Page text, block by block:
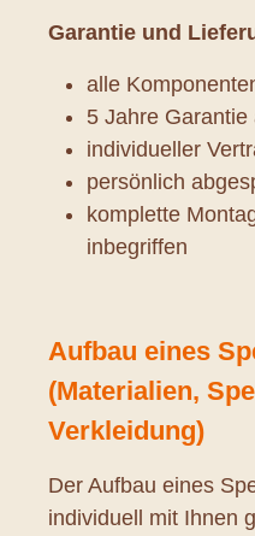
Garantie und
alle
5 Jahre
individueller
persönlich
komplette
inbegriffen
Aufbau eines
(Materialien,
Verkleidung)
Der Aufbau eines
individuell mit Ihnen